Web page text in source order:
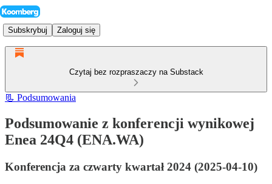
Subskrybuj Zaloguj się
Czytaj bez rozpraszaczy na Substack
📃 Podsumowania
Podsumowanie z konferencji wynikowej
Enea 24Q4 (ENA.WA)
Konferencja za czwarty kwartał 2024 (2025-04-10)